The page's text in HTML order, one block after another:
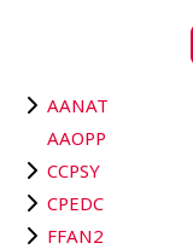
AANAT
AAOPP
CCPSY
CPEDC
FFAN2